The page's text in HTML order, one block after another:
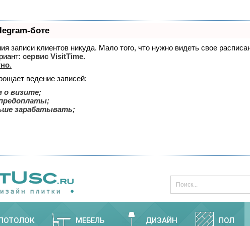
боте
записи клиентов никуда. Мало того, что нужно видеть свое
сервис VisitTime.
.
ведение записей:
о визите;
зарабатывать;
МЕБЕЛЬ ДИЗАЙН ПОЛ